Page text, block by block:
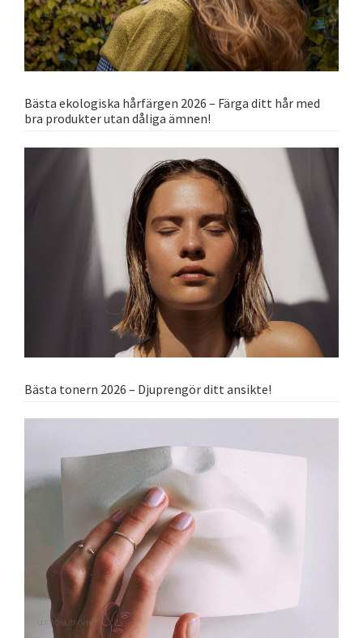
Bästa ekologiska hårfärgen 2026 – Färga ditt hår med
bra produkter utan dåliga ämnen!
Bästa tonern 2026 – Djuprengör ditt ansikte!